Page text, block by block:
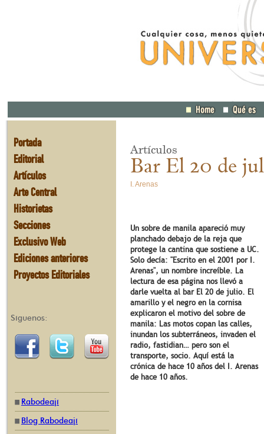
Portada
Editorial
Artículos
Arte Central
Historietas
Secciones
Exclusivo Web
Ediciones anteriores
Proyectos Editoriales
Síguenos:
Rabodeají
Blog Rabodeají
Artículos
Bar El 20 de
I. Arenas
Un sobre de manila apareció muy
planchado debajo de la reja que
protege la cantina que sostiene a UC.
Solo decía: "Escrito en el 2001 por I.
Arenas", un nombre increíble. La
lectura de esa página nos llevó a
darle vuelta al bar El 20 de julio. El
amarillo y el negro en la cornisa
explicaron el motivo del sobre de
manila: Las motos copan las calles,
inundan los subterráneos, invaden el
radio, fastidian… pero son el
transporte, socio. Aquí está la
crónica de hace 10 años del I. Arenas
de hace 10 años.